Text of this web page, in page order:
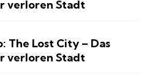
verloren Stadt
The Lost City – Das
verloren Stadt